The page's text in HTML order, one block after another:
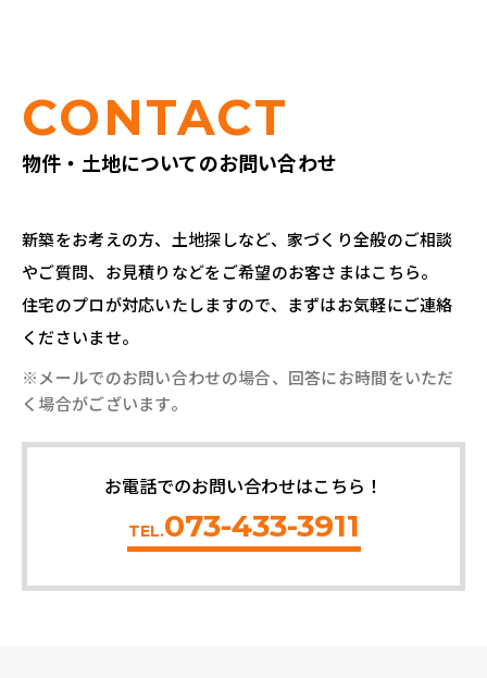
CONTACT
物件・土地についてのお問い合わせ
新築をお考えの方、土地探しなど、家づくり全般のご相談
やご質問、お見積りなどをご希望のお客さまはこちら。
住宅のプロが対応いたしますので、まずはお気軽にご連絡
くださいませ。
※メールでのお問い合わせの場合、回答にお時間をいただ
く場合がございます。
お電話でのお問い合わせはこちら！
TEL.073-433-3911